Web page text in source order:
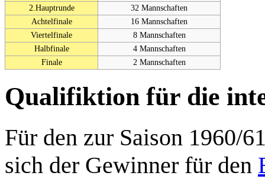
2.Hauptrunde
32 Mannschaften
Achtelfinale
16 Mannschaften
Viertelfinale
8 Mannschaften
Halbfinale
4 Mannschaften
Finale
2 Mannschaften
Qualifiktion für die
Für den zur Saison 1960/
sich der Gewinner für den